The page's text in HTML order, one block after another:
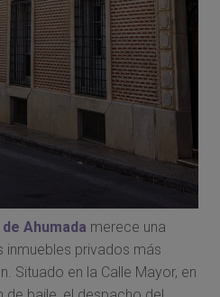
Ahumada merece una
inmuebles privados más
Situado en la Calle Mayor, en